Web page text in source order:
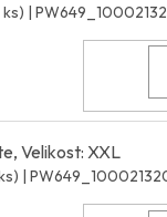
ks) |
Velikost: XXL
|